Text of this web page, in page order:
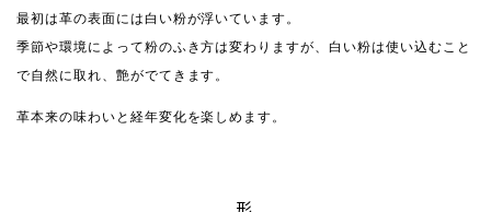
最初は革の表面には白い粉が浮いています。
季節や環境によって粉のふき方は変わりますが、白い粉は使い込むこと
で自然に取れ、艶がでてきます。
革本来の味わいと経年変化を楽しめます。